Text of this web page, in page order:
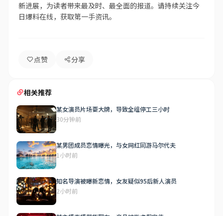
新进展，为读者带来最及时、最全面的报道。请持续关注今
日爆料在线，获取第一手资讯。
点赞 分享
相关推荐
某女演员片场耍大牌，导致全组停工三小时
30分钟前
某男团成员恋情曝光，与女网红同游马尔代夫
1小时前
知名导演被曝新恋情，女友疑似95后新人演员
2小时前